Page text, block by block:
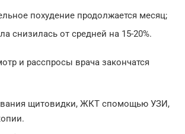
похудение продолжается месяц;
снизилась от средней на 15-20%.
и расспросы врача закончатся
щитовидки, ЖКТ спомощью УЗИ,